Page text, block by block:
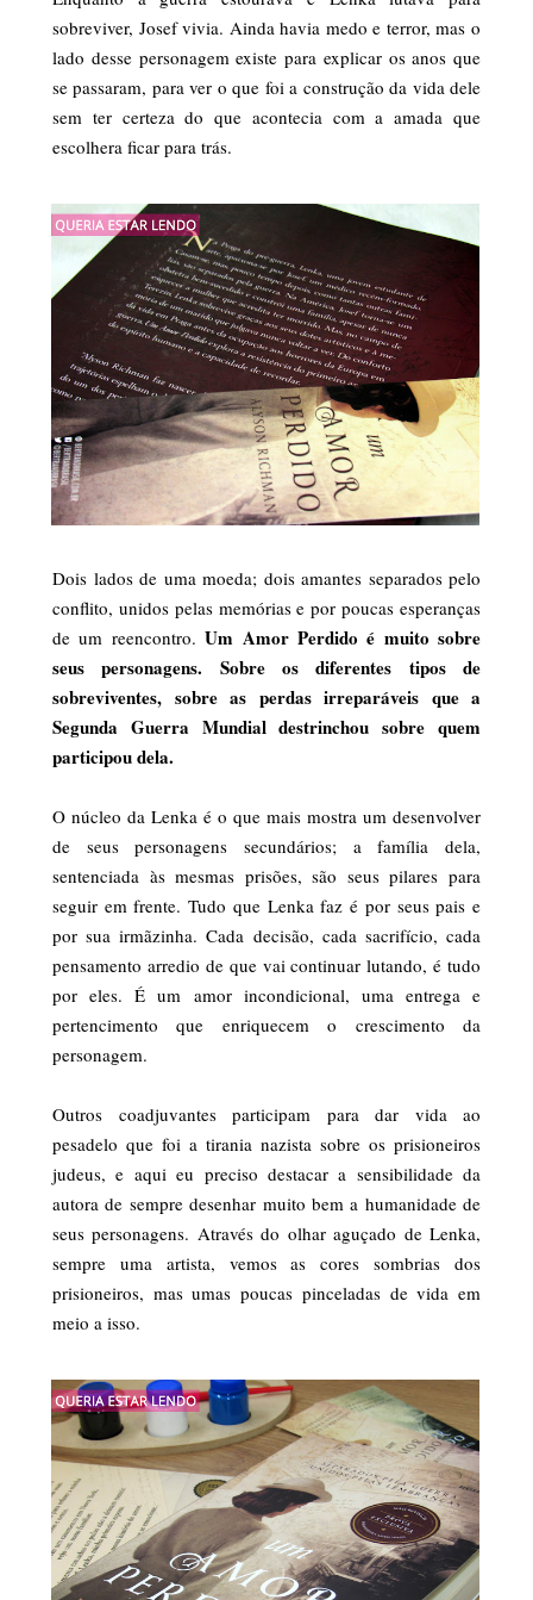
sobreviver, Josef vivia. Ainda havia medo e terror, mas o
lado desse personagem existe para explicar os anos que
se passaram, para ver o que foi a construção da vida dele
sem ter certeza do que acontecia com a amada que
escolhera ficar para trás.
Dois lados de uma moeda; dois amantes separados pelo
conflito, unidos pelas memórias e por poucas esperanças
de um reencontro.Um Amor Perdido é muito sobre
seus personagens. Sobre os diferentes tipos de
sobreviventes, sobre as perdas irreparáveis que a
Segunda Guerra Mundial destrinchou sobre quem
participou dela.
O núcleo da Lenka é o que mais mostra um desenvolver
de seus personagens secundários; a família dela,
sentenciada às mesmas prisões, são seus pilares para
seguir em frente. Tudo que Lenka faz é por seus pais e
por sua irmãzinha. Cada decisão, cada sacrifício, cada
pensamento arredio de que vai continuar lutando, é tudo
por eles. É um amor incondicional, uma entrega e
pertencimento que enriquecem o crescimento da
personagem.
Outros coadjuvantes participam para dar vida ao
pesadelo que foi a tirania nazista sobre os prisioneiros
judeus, e aqui eu preciso destacar a sensibilidade da
autora de sempre desenhar muito bem a humanidade de
seus personagens. Através do olhar aguçado de Lenka,
sempre uma artista, vemos as cores sombrias dos
prisioneiros, mas umas poucas pinceladas de vida em
meio a isso.